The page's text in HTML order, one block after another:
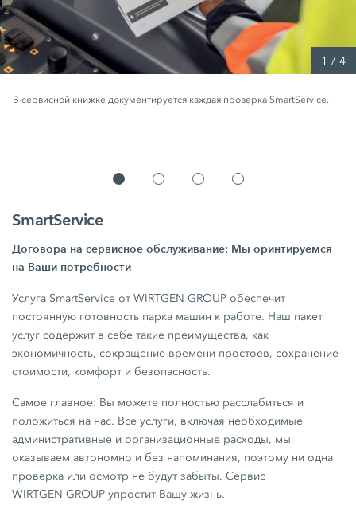
В сервисной книжке документируется каждая проверка SmartService.
1 / 4
SmartService
Договора на сервисное обслуживание: Мы оринтируемся
на Ваши потребности
Услуга SmartService от WIRTGEN GROUP обеспечит
постоянную готовность парка машин к работе. Наш пакет
услуг содержит в себе такие преимущества, как
экономичность, сокращение времени простоев, сохранение
стоимости, комфорт и безопасность.
Самое главное: Вы можете полностью расслабиться и
положиться на нас. Все услуги, включая необходимые
административные и организационные расходы, мы
оказываем автономно и без напоминания, поэтому ни одна
проверка или осмотр не будут забыты. Сервис
WIRTGEN GROUP упростит Вашу жизнь.